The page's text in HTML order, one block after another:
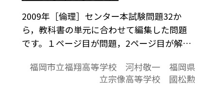
2009年［倫理］センター本試験問題32か
ら，教科書の単元に合わせて編集した問題
です。１ページ目が問題，2ページ目が解答
福岡市立福翔高等学校 河村敬一 福岡県
立宗像高等学校 國松勲